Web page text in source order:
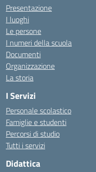
Presentazione
I luoghi
Le persone
I numeri della scuola
Documenti
Organizzazione
La storia
I Servizi
Personale scolastico
Famiglie e studenti
Percorsi di studio
Tutti i servizi
Didattica